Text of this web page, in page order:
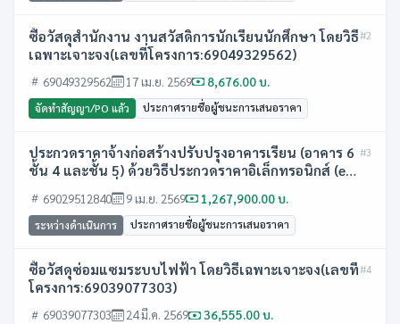
ซื้อวัสดุสำนักงาน งานสวัสดิการนักเรียนนักศึกษา โดยวิธี
เฉพาะเจาะจง(เลขที่โครงการ:69049329562)
#2
69049329562 17 เม.ย. 2569 8,676.00 บ.
จัดทำสัญญา/PO แล้ว ประกาศรายชื่อผู้ชนะการเสนอราคา
ประกวดราคาจ้างก่อสร้างปรับปรุงอาคารเรียน (อาคาร 6
ชั้น 4 และชั้น 5) ด้วยวิธีประกวดราคาอิเล็กทรอนิกส์ (e-
bidding)(เลขที่โครงการ:69029512840)
#3
69029512840 9 เม.ย. 2569 1,267,900.00 บ.
ระหว่างดำเนินการ ประกาศรายชื่อผู้ชนะการเสนอราคา
ซื้อวัสดุซ่อมแซมระบบไฟฟ้า โดยวิธีเฉพาะเจาะจง(เลขที่
โครงการ:69039077303)
#4
69039077303 24 มี.ค. 2569 36,555.00 บ.